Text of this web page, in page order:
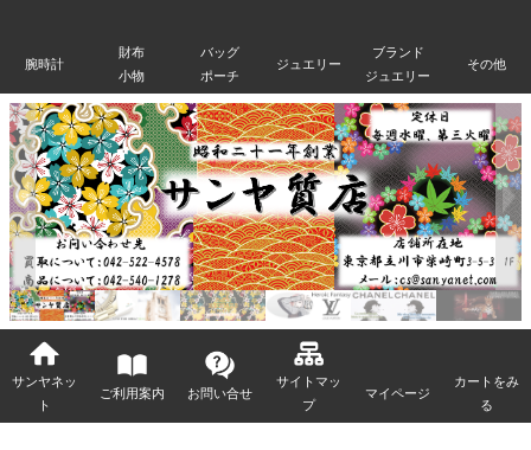
腕時計
財布
小物
バッグ
ポーチ
ジュエリー
ブランド
ジュエリー
その他
サンヤネッ
ト
ご利用案内 お問い合せ
サイトマッ
プ
マイページ
カートをみ
る